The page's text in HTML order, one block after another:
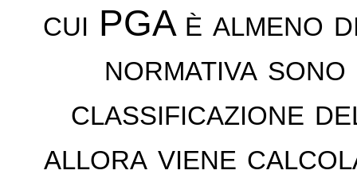
cui PGA è almeno
normativa
classificazione
allora viene